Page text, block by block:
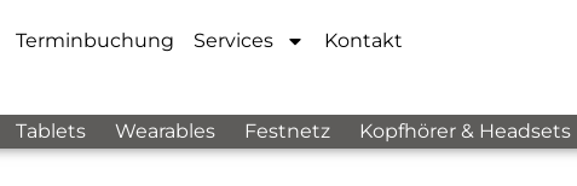
Terminbuchung Services
Kontakt
Tablets Wearables Festnetz Kopfhörer & Headsets